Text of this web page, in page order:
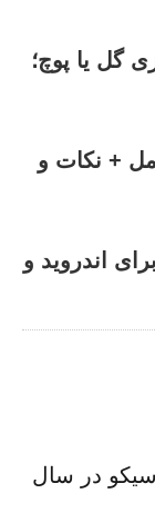
گل یا پوچ؛
+ نکات و
اندروید و
در سال